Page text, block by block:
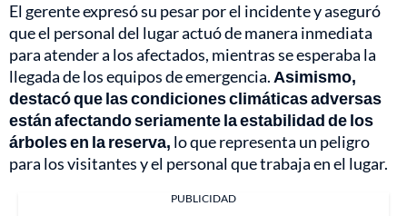
El gerente expresó su pesar por el incidente y aseguró
que el personal del lugar actuó de manera inmediata
para atender a los afectados, mientras se esperaba la
llegada de los equipos de emergencia.Asimismo,
destacó que las condiciones climáticas adversas
están afectando seriamente la estabilidad de los
árboles en la reserva, lo que representa un peligro
para los visitantes y el personal que trabaja en el lugar.
PUBLICIDAD